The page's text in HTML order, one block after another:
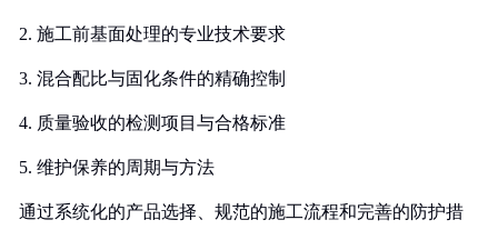
2. 施工前基面处理的专业技术要求
3. 混合配比与固化条件的精确控制
4. 质量验收的检测项目与合格标准
5. 维护保养的周期与方法
通过系统化的产品选择、规范的施工流程和完善的防护措